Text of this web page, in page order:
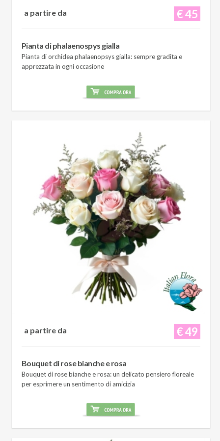
€ 45
a partire da
Pianta di phalaenospys gialla
Pianta di orchidea phalaenopsys gialla: sempre gradita e
apprezzata in ogni occasione
€ 49
a partire da
Bouquet di rose bianche e rosa
Bouquet di rose bianche e rosa: un delicato pensiero floreale
per esprimere un sentimento di amicizia